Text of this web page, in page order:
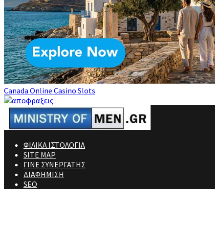
Canada Online Casino Slots
ΦΙΛΙΚΑ ΙΣΤΟΛΟΓΙΑ
SITE MAP
ΓΙΝΕ ΣΥΝΕΡΓΑΤΗΣ
ΔΙΑΦΗΜΙΣΗ
SEO